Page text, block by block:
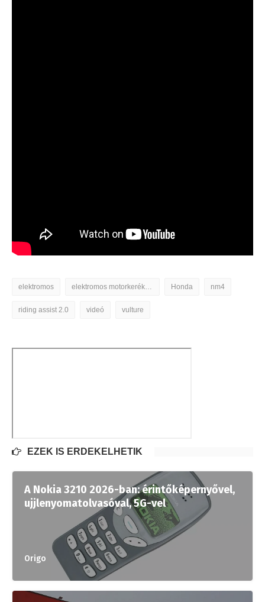
elektromos elektromos motorkerékpár Honda nm4
riding assist 2.0 videó vulture
EZEK IS ÉRDEKELHETIK
A Nokia 3210 2026-ban: érintőképernyővel,
ujjlenyomatolvasóval, 5G-vel
Origo